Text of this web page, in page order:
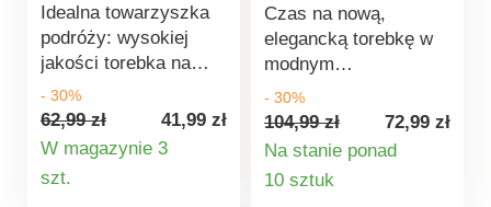
Idealna towarzyszka
podróży: wysokiej
jakości torebka na
ramię z
patchworkowej skóry.
Posiada dwie duże
przegrody oraz 5
zewnętrznych
- 30%
62,99 zł
41,99 zł
W magazynie 3
szt.
Czas na nową,
elegancką torebkę w
modnym
patchworkowym
wzorze! Staranne
wykonanie i
przemyślana
organizacja: duża,
- 30%
104,99 zł
72,99 zł
Na stanie ponad
10 sztuk